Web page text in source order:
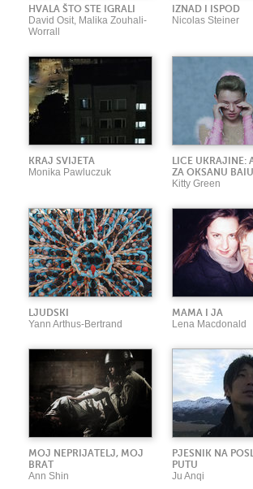
HVALA ŠTO STE IGRALI
David Osit, Malika Zouhali-
Worrall
IZNAD I ISPOD
Nicolas Steiner
KRAJ SVIJETA
Monika Pawluczuk
LICE UKRAJINE:
ZA OKSANU
Kitty Green
LJUDSKI
Yann Arthus-Bertrand
MAMA I JA
Lena Macdonald
MOJ NEPRIJATELJ, MOJ
BRAT
Ann Shin
PJESNIK NA
PUTU
Ju Anqi